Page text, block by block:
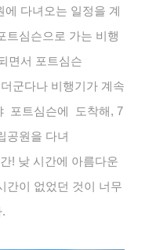
다녀오는 일정을 계
트심슨으로 가는 비행
면서 포트심슨
군다나 비행기가 계속
포트심슨에 도착해, 7
공원을 다녀
! 낮 시간에
아름다운
간이 없었던 것이 너무